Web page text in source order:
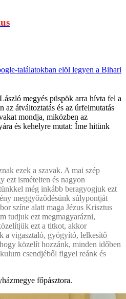
találatokban elöl legyen a Bihari
megyés püspök arra hívta fel a
az átváltoztatás és az úrfelmutatás
mondja, miközben az
és kehelyre mutat: Íme hitünk
ezek a szavak. A mai szép
ezt ismételten és nagyon
még inkább beragyogjuk ezt
meggyőződésünk súlypontját
színe alatt maga Jézus Krisztus
tudjuk ezt megmagyarázni,
ezt a titkot, akkor
a vigasztaló, gyógyító, lelkesítő
közelít hozzánk, minden időben
csendjéből figyel reánk és
főpásztora.